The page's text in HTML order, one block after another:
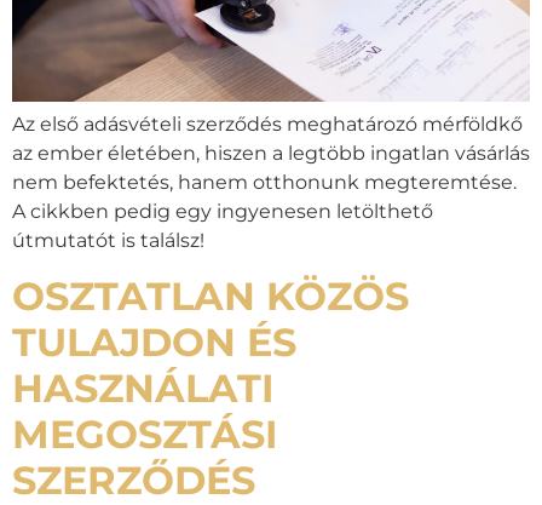
Az első adásvételi szerződés meghatározó mérföldkő
az ember életében, hiszen a legtöbb ingatlan vásárlás
nem befektetés, hanem otthonunk megteremtése.
A cikkben pedig egy ingyenesen letölthető
útmutatót is találsz!
OSZTATLAN KÖZÖS
TULAJDON ÉS
HASZNÁLATI
MEGOSZTÁSI
SZERZŐDÉS